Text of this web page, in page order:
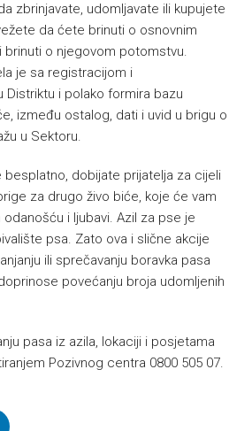
zbrinjavate, udomljavate ili kupujete
da ćete brinuti o osnovnim
brinuti o njegovom potomstvu.
je sa registracijom i
Distriktu i polako formira bazu
između ostalog, dati i uvid u brigu o
u Sektoru.
dobijate prijatelja za cijeli
za drugo živo biće, koje će vam
i ljubavi. Azil za pse je
psa. Zato ova i slične akcije
ili sprečavanju boravka pasa
povećanju broja udomljenih
pasa iz azila, lokaciji i posjetama
Pozivnog centra 0800 505 07.